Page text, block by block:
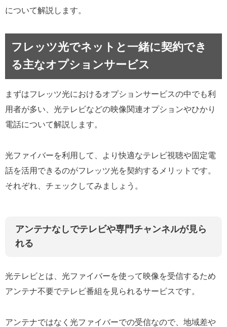
について解説します。
フレッツ光でネットと一緒に契約でき
る主なオプションサービス
まずはフレッツ光におけるオプションサービスの中でも利
用者が多い、光テレビなどの映像関連オプションやひかり
電話について解説します。
光ファイバーを利用して、より快適なテレビ視聴や固定電
話を活用できるのがフレッツ光を契約するメリットです。
それぞれ、チェックしてみましょう。
アンテナなしでテレビや専門チャンネルが見ら
れる
光テレビとは、光ファイバーを使って映像を受信するため
アンテナ不要でテレビ番組を見られるサービスです。
アンテナではなく光ファイバーでの受信なので、地域差や